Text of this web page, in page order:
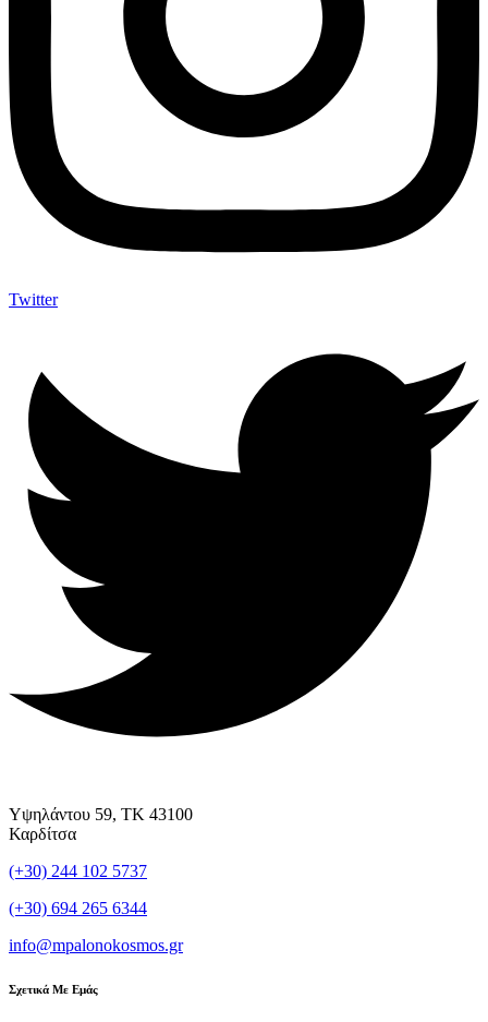
Twitter
Υψηλάντου 59, ΤΚ 43100
Καρδίτσα
(+30) 244 102 5737
(+30) 694 265 6344
info@mpalonokosmos.gr
Σχετικά Με Εμάς